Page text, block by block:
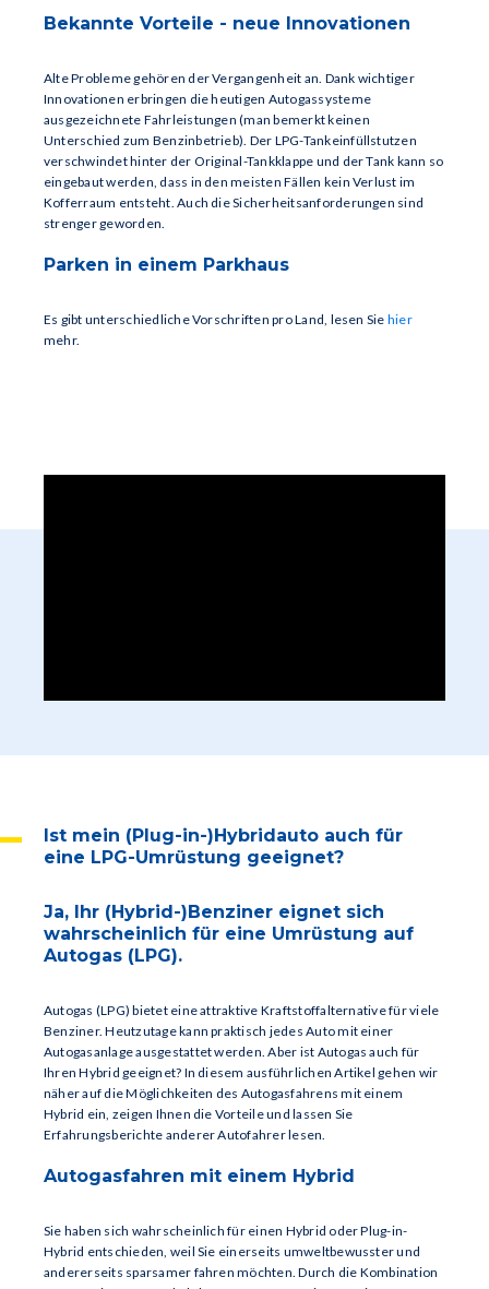
Bekannte Vorteile - neue Innovationen
Alte Probleme gehören der Vergangenheit an. Dank wichtiger
Innovationen erbringen die heutigen Autogassysteme
ausgezeichnete Fahrleistungen (man bemerkt keinen
Unterschied zum Benzinbetrieb). Der LPG-Tankeinfüllstutzen
verschwindet hinter der Original-Tankklappe und der Tank kann so
eingebaut werden, dass in den meisten Fällen kein Verlust im
Kofferraum entsteht. Auch die Sicherheitsanforderungen sind
strenger geworden.
Parken in einem Parkhaus
Es gibt unterschiedliche Vorschriften pro Land, lesen Sie hier
mehr.
Ist mein (Plug-in-)Hybridauto auch für
eine LPG-Umrüstung geeignet?
Ja, Ihr (Hybrid-)Benziner eignet sich
wahrscheinlich für eine Umrüstung auf
Autogas (LPG).
Autogas (LPG) bietet eine attraktive Kraftstoffalternative für viele
Benziner. Heutzutage kann praktisch jedes Auto mit einer
Autogasanlage ausgestattet werden. Aber ist Autogas auch für
Ihren Hybrid geeignet? In diesem ausführlichen Artikel gehen wir
näher auf die Möglichkeiten des Autogasfahrens mit einem
Hybrid ein, zeigen Ihnen die Vorteile und lassen Sie
Erfahrungsberichte anderer Autofahrer lesen.
Autogasfahren mit einem Hybrid
Sie haben sich wahrscheinlich für einen Hybrid oder Plug-in-
Hybrid entschieden, weil Sie einerseits umweltbewusster und
andererseits sparsamer fahren möchten. Durch die Kombination